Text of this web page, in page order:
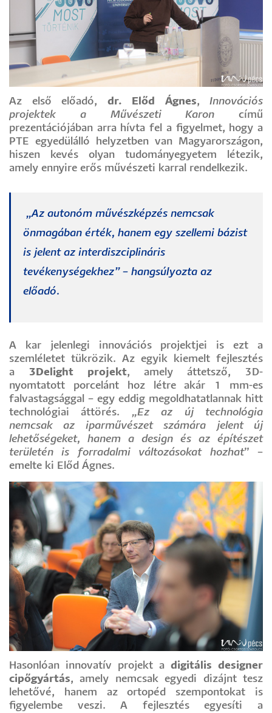
Az első előadó, dr. Előd Ágnes, Innovációs
projektek a Művészeti Karon című
prezentációjában arra hívta fel a figyelmet, hogy a
PTE egyedülálló helyzetben van Magyarországon,
hiszen kevés olyan tudományegyetem létezik,
amely ennyire erős művészeti karral rendelkezik.
„Az autonóm művészképzés nemcsak
önmagában érték, hanem egy szellemi bázist
is jelent az interdiszciplináris
tevékenységekhez”– hangsúlyozta az
előadó.
A kar jelenlegi innovációs projektjei is ezt a
szemléletet tükrözik. Az egyik kiemelt fejlesztés
a
3Delight projekt, amely áttetsző, 3D-
nyomtatott porcelánt hoz létre akár 1 mm-es
falvastagsággal – egy eddig megoldhatatlannak hitt
technológiai áttörés. „Ez az új technológia
nemcsak az iparművészet számára jelent új
lehetőségeket, hanem a design és az építészet
területén is forradalmi változásokat hozhat” –
emelte ki Előd Ágnes.
Hasonlóan innovatív projekt a digitális designer
cipőgyártás, amely nemcsak egyedi dizájnt tesz
lehetővé, hanem az ortopéd szempontokat is
figyelembe veszi. A fejlesztés egyesíti a